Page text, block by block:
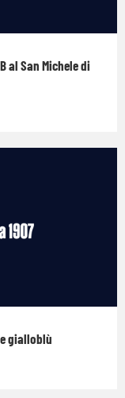
al San Michele di
gialloblù